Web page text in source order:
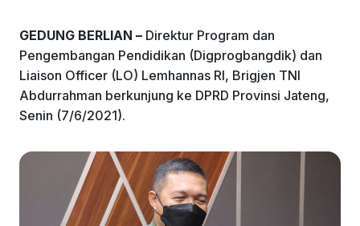
GEDUNG BERLIAN – Direktur Program dan
Pengembangan Pendidikan (Digprogbangdik) dan
Liaison Officer (LO) Lemhannas RI, Brigjen TNI
Abdurrahman berkunjung ke DPRD Provinsi Jateng,
Senin (7/6/2021).